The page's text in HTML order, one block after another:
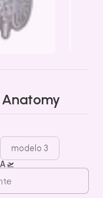
Anatomy
modelo 3
🛫